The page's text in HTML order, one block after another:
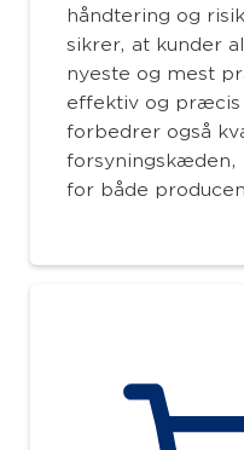
håndtering og
sikrer, at kunder
nyeste og mest
effektiv og præcis
forbedrer også
forsyningskæden,
for både